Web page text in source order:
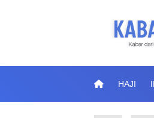
HAJI